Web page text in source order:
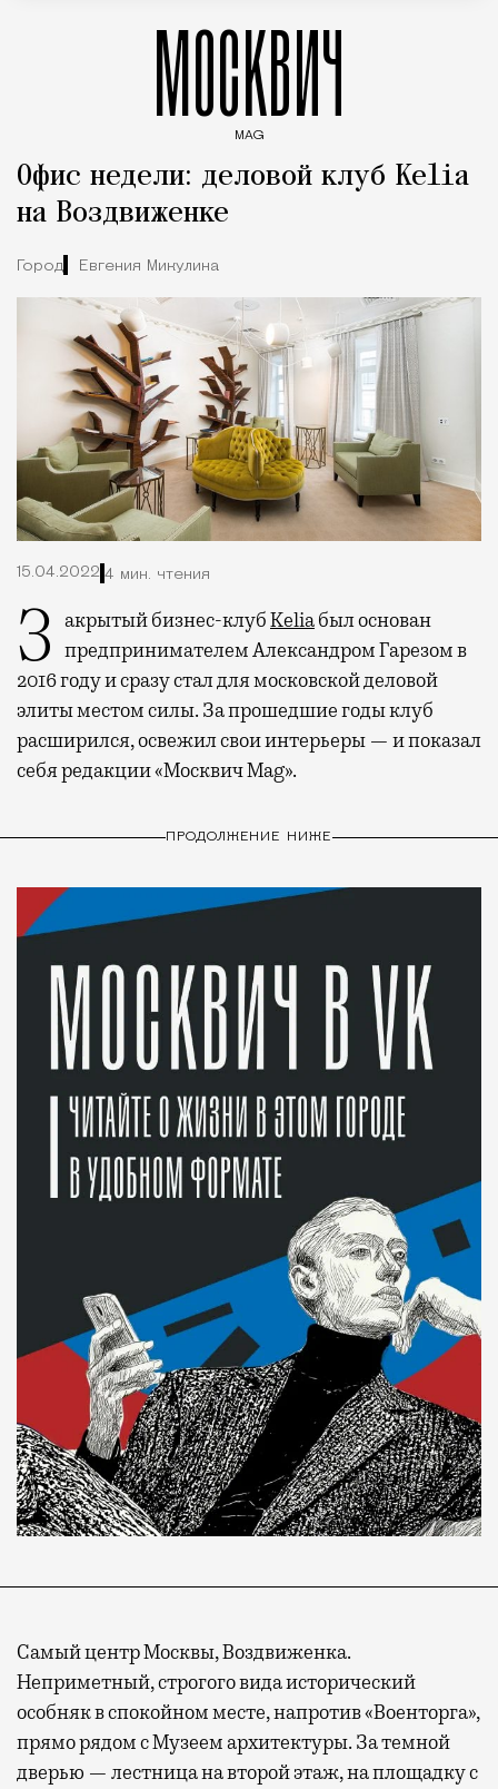
МОСКВИЧ
MAG
Офис недели: деловой клуб Kelia
на Воздвиженке
Город Евгения Микулина
15.04.2022 4 мин. чтения
Закрытый бизнес-клубKeliaбыл основан
предпринимателем Александром Гарезом в
2016 году и сразу стал для московской деловой
элиты местом силы. За прошедшие годы клуб
расширился, освежил свои интерьеры — и показал
себя редакции «Москвич Mag».
ПРОДОЛЖЕНИЕ НИЖЕ
Самый центр Москвы, Воздвиженка.
Неприметный, строгого вида исторический
особняк в спокойном месте, напротив «Военторга»,
прямо рядом с Музеем архитектуры. За темной
дверью — лестница на второй этаж, на площадку с